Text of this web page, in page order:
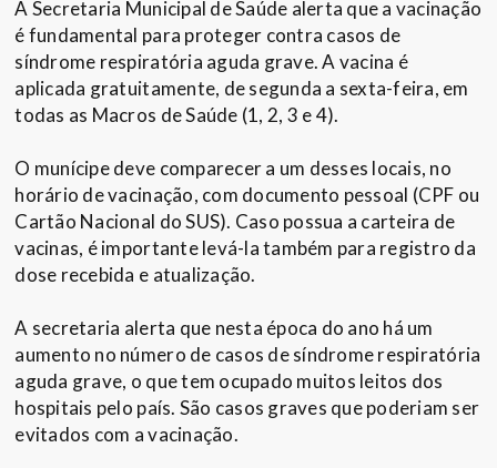
A Secretaria Municipal de Saúde alerta que a vacinação
é fundamental para proteger contra casos de
síndrome respiratória aguda grave. A vacina é
aplicada gratuitamente, de segunda a sexta-feira, em
todas as Macros de Saúde (1, 2, 3 e 4).
O munícipe deve comparecer a um desses locais, no
horário de vacinação, com documento pessoal (CPF ou
Cartão Nacional do SUS). Caso possua a carteira de
vacinas, é importante levá-la também para registro da
dose recebida e atualização.
A secretaria alerta que nesta época do ano há um
aumento no número de casos de síndrome respiratória
aguda grave, o que tem ocupado muitos leitos dos
hospitais pelo país. São casos graves que poderiam ser
evitados com a vacinação.